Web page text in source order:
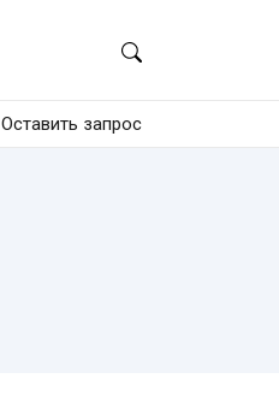
Оставить запрос